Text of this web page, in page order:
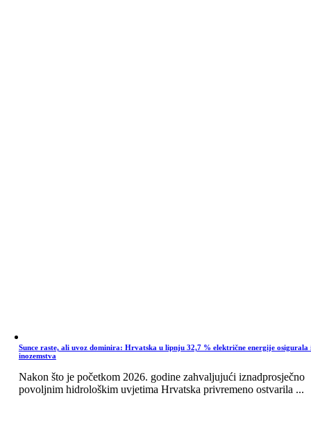
Sunce raste, ali uvoz dominira: Hrvatska u lipnju 32,7 % električne energije osigurala
inozemstva
Nakon što je početkom 2026. godine zahvaljujući iznadprosječno
povoljnim hidrološkim uvjetima Hrvatska privremeno ostvarila ...